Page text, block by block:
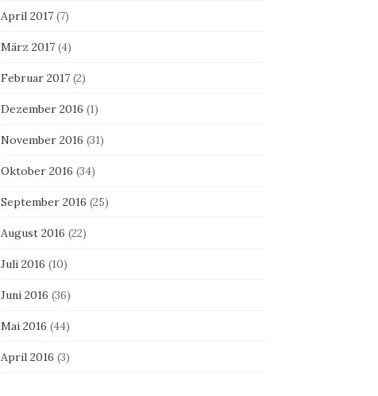
April 2017(7)
März 2017(4)
Februar 2017(2)
Dezember 2016 (1)
November 2016 (31)
Oktober 2016 (34)
September 2016 (25)
August 2016 (22)
Juli 2016 (10)
Juni 2016 (36)
Mai 2016 (44)
April 2016 (3)